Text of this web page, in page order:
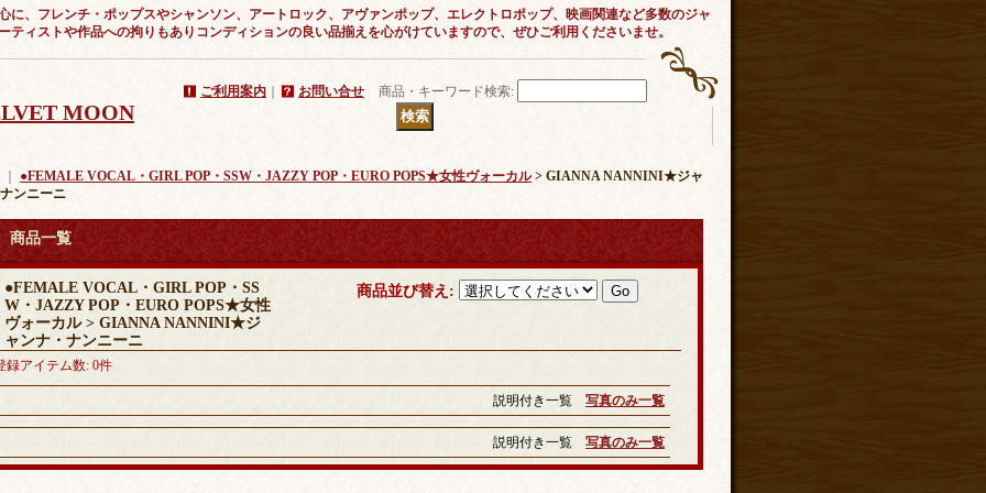
に、フレンチ・ポップスやシャンソン、アートロック、アヴァンポップ、エレクトロポップ、映画関連など多数のジャ
ティストや作品への拘りもありコンディションの良い品揃えを心がけていますので、ぜひご利用くださいませ。
MOON
ご利用案内 お問い合せ 商品・キーワード検索:
●FEMALE VOCAL・GIRL POP・SSW・JAZZY POP・EURO POPS★女性ヴォーカル> GIANNA NANNINI★ジャ
ンニーニ
商品一覧
●FEMALE VOCAL・GIRL POP・SS
W・JAZZY POP・EURO POPS★女性
ヴォーカル > GIANNA NANNINI★ジ
ャンナ・ナンニーニ
商品並び替え :
録アイテム数: 0件
説明付き一覧 写真のみ一覧
説明付き一覧 写真のみ一覧